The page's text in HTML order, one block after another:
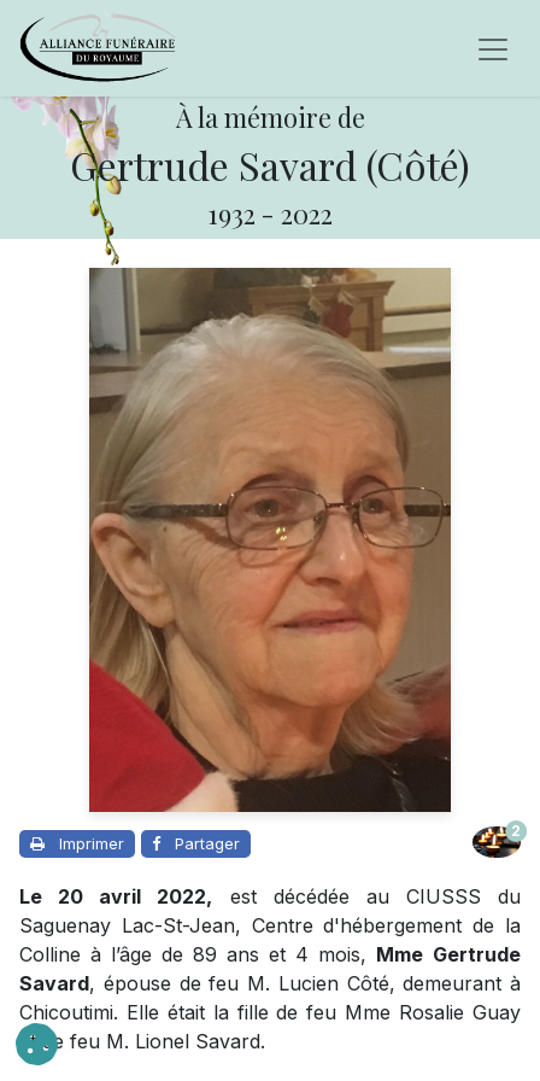
À la mémoire de
Gertrude Savard (Côté)
1932 - 2022
Imprimer Partager
2
Le 20 avril 2022, est décédée au CIUSSS du
Saguenay Lac-St-Jean, Centre d'hébergement de la
Colline à l’âge de 89 ans et 4 mois, Mme Gertrude
Savard, épouse de feu M. Lucien Côté, demeurant à
Chicoutimi. Elle était la fille de feu Mme Rosalie Guay
et de feu M. Lionel Savard.